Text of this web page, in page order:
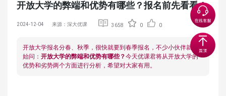
开放大学的弊端和优势有哪些？报名前先看看！
2024-12-04 来源：深大优课 3658 0 0
开放大学报名分春、秋季，很快就要到春季报名，不少小伙伴就开
始问： 开放大学的弊端和优势有哪些？今天优课君将从开放大学的
优势和劣势两个方面进行分析，希望对大家有用。